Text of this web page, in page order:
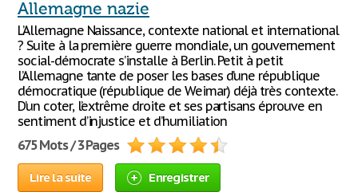
Allemagne nazie
L’Allemagne Naissance, contexte national et international
? Suite à la première guerre mondiale, un gouvernement
social-démocrate s’installe à Berlin. Petit à petit
l’Allemagne tante de poser les bases d’une république
démocratique (république de Weimar) déjà très contexte.
D’un coter, l’extrême droite et ses partisans éprouve en
sentiment d’injustice et d’humiliation
675 Mots / 3 Pages
Lire la suite Enregistrer